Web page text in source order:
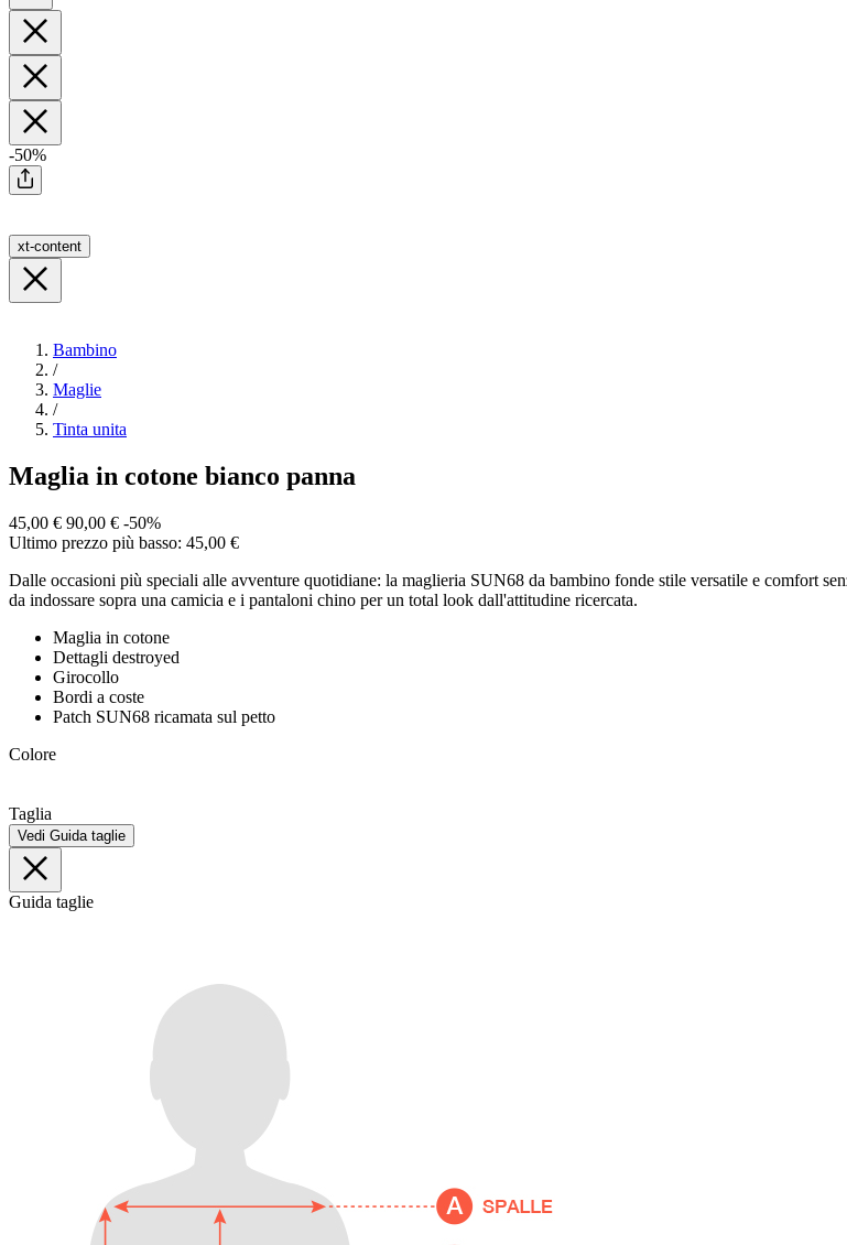
-50%
xt-content
Bambino
/
Maglie
/
Tinta unita
Maglia in cotone bianco panna
45,00 € 90,00 € -50%
Ultimo prezzo più basso: 45,00 €
Dalle occasioni più speciali alle avventure quotidiane: la maglieria SUN68 da bambino fonde stile versatile e comfort
da indossare sopra una camicia e i pantaloni chino per un total look dall'attitudine ricercata.
Maglia in cotone
Dettagli destroyed
Girocollo
Bordi a coste
Patch SUN68 ricamata sul petto
Colore
Taglia
Vedi Guida taglie
Guida taglie